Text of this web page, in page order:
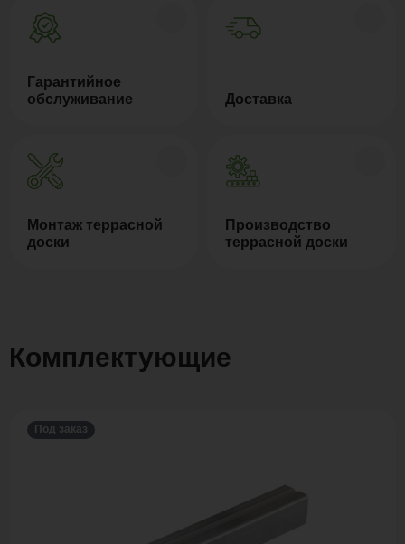
Гарантийное
обслуживание
Доставка
Монтаж террасной
доски
Производство
террасной доски
Комплектующие
Под заказ